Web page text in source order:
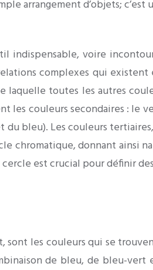
arrangement d’objets; c’est
voire
complexes qui
toutes les autres
les couleurs secondaires : le
bleu). Les couleurs
chromatique, donnant ainsi
est crucial pour définir
sont les couleurs qui se
de bleu, de bleu-